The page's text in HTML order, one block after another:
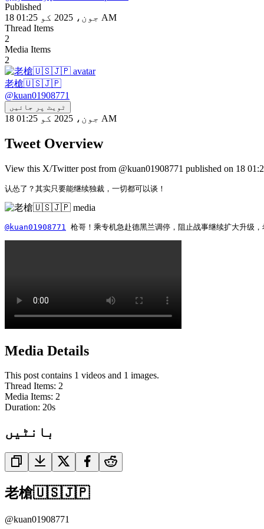
Published
18 جون، 2025 کو 01:25 AM
Thread Items
2
Media Items
2
老槍🇺🇸🇯🇵
@kuan01908771
ٹویٹ پر جائیں
18 جون، 2025 کو 01:25 AM
Tweet Overview
认怂了？其实只要能继续独裁，一切都可以谈！
@kuan01908771 枪哥！乘专机急赴德黑兰调停，阻止战事继续扩大升级
Media Details
This post contains 1 videos and 1 images.
Thread Items: 2
Media Items: 2
Duration: 20s
بانٹیں
老槍🇺🇸🇯🇵
@kuan01908771